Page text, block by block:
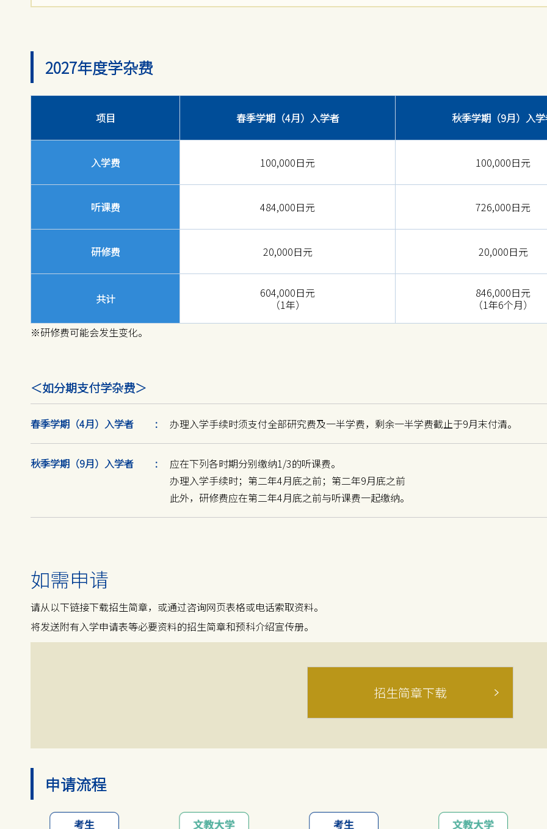
2027年度学杂费
项目 春季学期（4月）入学者 秋季学期（9月）入
入学费 100,000日元 100,000日元
听课费 484,000日元 726,000日元
研修费 20,000日元 20,000日元
共计
604,000日元
（1年）
846,000日元
（1年6个月）
※研修费可能会发生变化。
＜如分期支付学杂费＞
春季学期（4月） 入学者 办理入学手续时须支付全部研究费及一半学费，剩余一半学费截止于9月末付清。
秋季学期（9月） 入学者
应在下列各时期分别缴纳1/3的听课费。
办理入学手续时；第二年4月底之前；第二年9月底之前
此外，研修费应在第二年4月底之前与听课费一起缴纳。
如需申请
请从以下链接下载招生简章，或通过咨询网页表格或电话索取资料。
将发送附有入学申请表等必要资料的招生简章和预科介绍宣传册。
招生简章下载
申请流程